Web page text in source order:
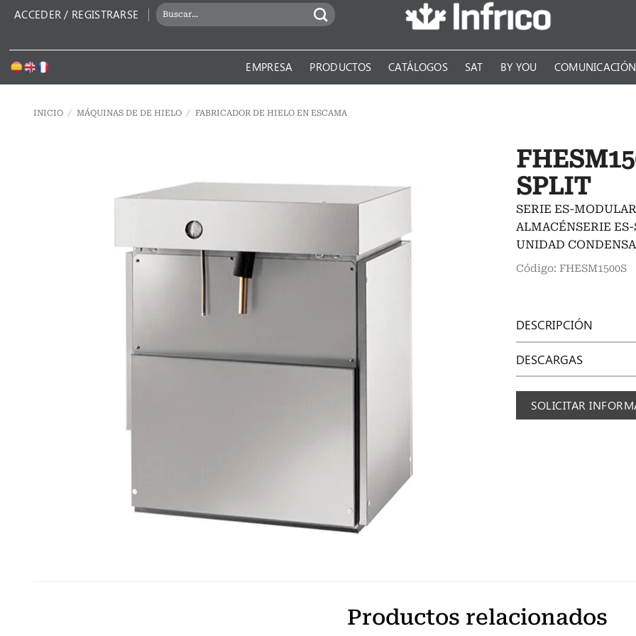
ACCEDER / REGISTRARSE
BUSCAR
POR:
EMPRESA PRODUCTOS CATÁLOGOS SAT BY YOU COMUNICACIÓN
INICIO / MÁQUINAS DE DE HIELO / FABRICADOR DE HIELO EN ESCAMA
SPLIT
SERIE ES-
ALMACÉNSERIE
UNIDAD
Código: FHESM1500S
DESCRIPCIÓN
DESCARGAS
SOLICITAR
Productos relacionados